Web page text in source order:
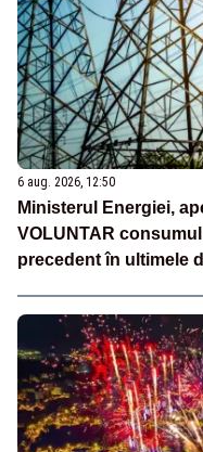
6 aug. 2026, 12:50
Ministerul Energiei,
VOLUNTAR
precedent în ultimele